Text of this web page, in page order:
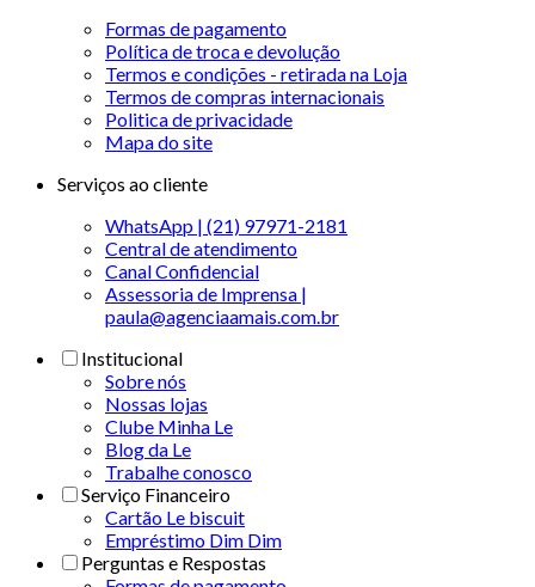
Formas de pagamento
Política de troca e devolução
Termos e condições - retirada na Loja
Termos de compras internacionais
Politica de privacidade
Mapa do site
Serviços ao cliente
WhatsApp | (21) 97971-2181
Central de atendimento
Canal Confidencial
Assessoria de Imprensa |
paula@agenciaamais.com.br
Institucional
Sobre nós
Nossas lojas
Clube Minha Le
Blog da Le
Trabalhe conosco
Serviço Financeiro
Cartão Le biscuit
Empréstimo Dim Dim
Perguntas e Respostas